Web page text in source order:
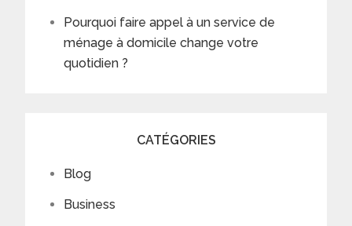
Pourquoi faire appel à un service de
ménage à domicile change votre
quotidien ?
CATÉGORIES
Blog
Business